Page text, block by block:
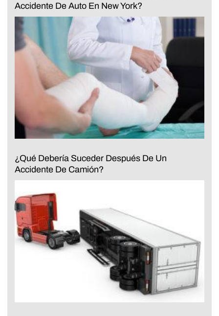
Accidente De Auto En New York?
¿Qué Debería Suceder Después De Un
Accidente De Camión?